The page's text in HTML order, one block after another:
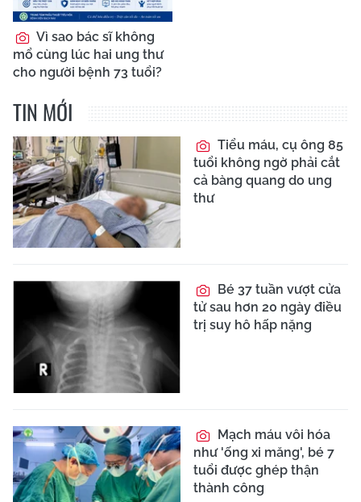
Vì sao bác sĩ không
mổ cùng lúc hai ung thư
cho người bệnh 73 tuổi?
TIN MỚI
Tiểu máu, cụ ông 85
tuổi không ngờ phải cắt
cả bàng quang do ung
thư
Bé 37 tuần vượt cửa
tử sau hơn 20 ngày điều
trị suy hô hấp nặng
Mạch máu vôi hóa
như 'ống xi măng', bé 7
tuổi được ghép thận
thành công